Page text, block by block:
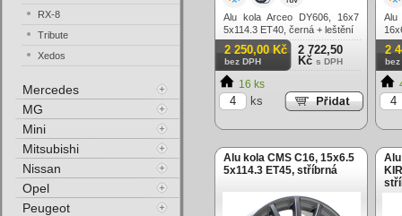
Alu kola Arceo DY606, 16x7
5x114.3 ET40, černá + leštění
2 250,00 Kč
bez DPH
2 722,50
Kč s DPH
16 ks
ks
Alu
2
bez
Alu kola CMS C16, 15x6.5
5x114.3 ET45, stříbrná
Alu
RX-8
Tribute
Xedos
Mercedes
MG
Mini
Mitsubishi
Nissan
Opel
Peugeot